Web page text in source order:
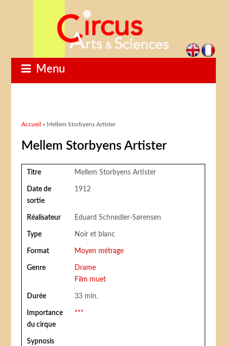
Menu
Vous êtes ici
Accueil » Mellem Storbyens Artister
Mellem Storbyens Artister
Titre Mellem Storbyens Artister
Date de
sortie
1912
Réalisateur Eduard Schnedler-Sørensen
Type Noir et blanc
Format Moyen métrage
Genre
Drame
Film muet
Durée 33 min.
Importance
du cirque
***
Sypnosis